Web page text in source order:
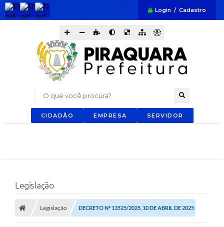
Login / Cadastro
O que você procura?
CIDADÃO EMPRESA SERVIDOR
Legislação
Legislação DECRETO Nº 13525/2025, 10 DE ABRIL DE 2025